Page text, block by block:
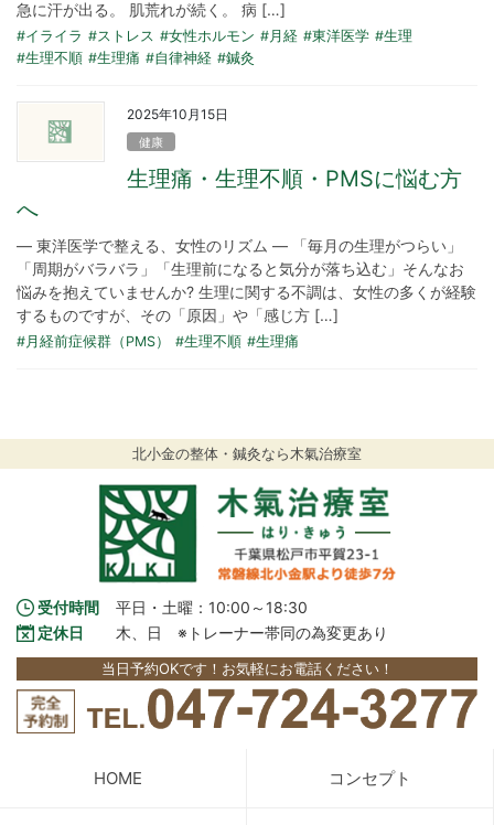
急に汗が出る。 肌荒れが続く。 病 […]
#イライラ #ストレス #女性ホルモン #月経 #東洋医学 #生理
#生理不順 #生理痛 #自律神経 #鍼灸
2025年10月15日
健康
生理痛・生理不順・PMSに悩む方
へ
― 東洋医学で整える、女性のリズム ― 「毎月の生理がつらい」
「周期がバラバラ」「生理前になると気分が落ち込む」そんなお
悩みを抱えていませんか? 生理に関する不調は、女性の多くが経験
するものですが、その「原因」や「感じ方 […]
#月経前症候群（PMS） #生理不順 #生理痛
北小金の整体・鍼灸なら木氣治療室
受付時間
平日・土曜：10:00～18:30
定休日
木、日　※トレーナー帯同の為変更あり
当日予約OKです！お気軽にお電話ください！
HOME コンセプト